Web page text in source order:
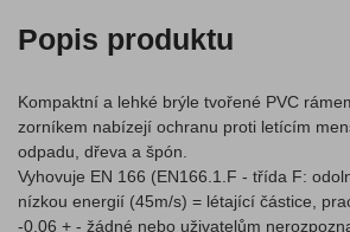
Popis produktu
Kompaktní a lehké brýle tvořené PVC
zorníkem nabízejí ochranu proti letícím
odpadu, dřeva a špón.
Vyhovuje EN 166 (EN166.1.F - třída F:
nízkou energií (45m/s) = létající částice,
-0,06 + - žádné nebo uživatelům